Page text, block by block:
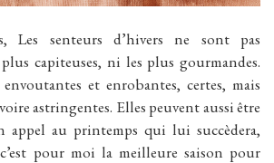
Les senteurs d’hivers ne sont pas
capiteuses, ni les plus gourmandes.
et enrobantes, certes, mais
astringentes. Elles peuvent aussi être
appel au printemps qui lui succèdera,
pour moi la meilleure saison pour